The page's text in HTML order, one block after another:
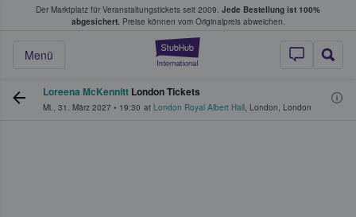
Der Marktplatz für Veranstaltungstickets seit 2009. Jede Bestellung ist 100%
abgesichert. Preise können vom Originalpreis abweichen.
StubHub - Wo
Menü
Tickets kaufen & verkaufen
Loreena McKennitt London Tickets
Mi., 31. März 2027 • 19:30 at London Royal Albert Hall, London, London